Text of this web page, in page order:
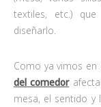
textiles, etc.)
diseñarlo.
Como ya vimos en
del comedor
mesa, el sentido y